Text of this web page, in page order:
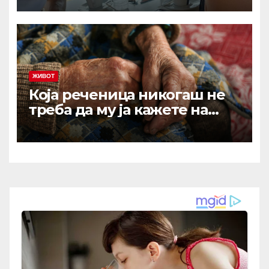
ОНЕСВЕСТИВ: Исповедта на
Љубиша кој за малку ќе
испаднел од авион!
ЖИВОТ
Која реченица никогаш не
треба да му ја кажете на
вашиот остарен родител?
Зборови што отвораат рани